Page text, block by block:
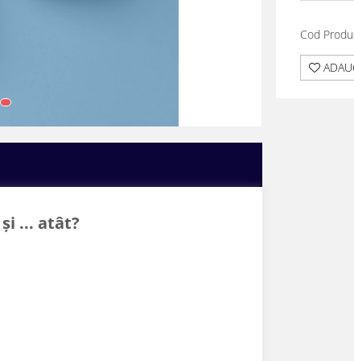
Cod
și ... atât?